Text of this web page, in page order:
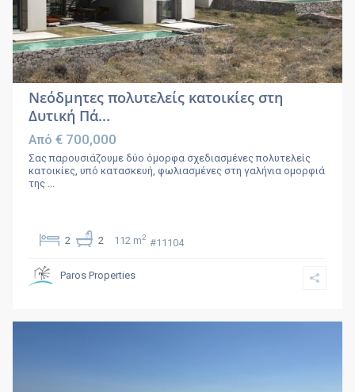
Νεόδμητες πολυτελείς κατοικίες στη
Δυτική Πά...
Από € 700,000
Σας παρουσιάζουμε δύο όμορφα σχεδιασμένες πολυτελείς
κατοικίες, υπό κατασκευή, φωλιασμένες στη γαλήνια ομορφιά
της
2 2 112 m2 #11104
Paros Properties